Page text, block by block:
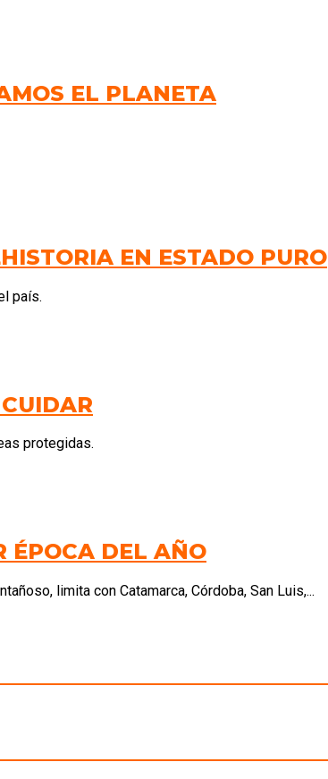
EL PLANETA
EN ESTADO PURO
país.
protegidas.
ÉPOCA DEL AÑO
limita con Catamarca, Córdoba, San Luis,...